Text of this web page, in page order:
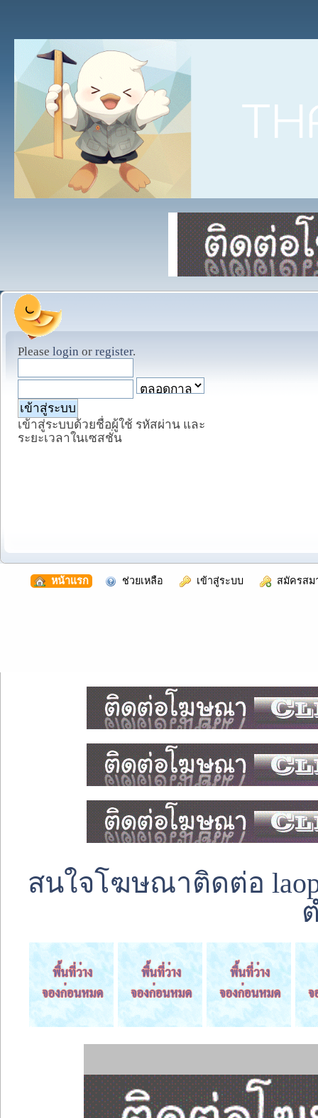
Please login or register.
เข้าสู่ระบบด้วยชื่อผู้ใช้ รหัสผ่าน และ
ระยะเวลาในเซสชั่น
หน้าแรก ช่วยเหลือ เข้าสู่ระบบ สมัครสม
สนใจโฆษณาติดต่อ